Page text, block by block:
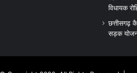
विधायक
छत्तीसगढ़
सड़क